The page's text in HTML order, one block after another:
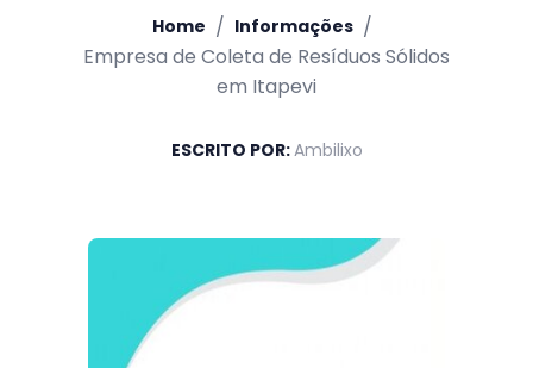
Home / Informações /
Empresa de Coleta de Resíduos Sólidos
em Itapevi
ESCRITO POR:Ambilixo